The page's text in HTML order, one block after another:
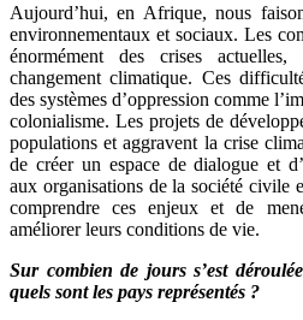
Aujourd’hui, en Afrique, nous
environnementaux et sociaux. Les
énormément des crises
changement climatique. Ces
des systèmes d’oppression comme
colonialisme. Les projets de
populations et aggravent la crise
de créer un espace de dialogue et
aux organisations de la société civile
comprendre ces enjeux et de
améliorer leurs conditions de vie.
Sur combien de jours s’est
quels sont les pays représentés ?